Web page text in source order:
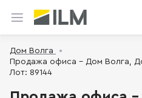
Дом Волга
Продажа офиса - Дом Волга,
Лот: 89144